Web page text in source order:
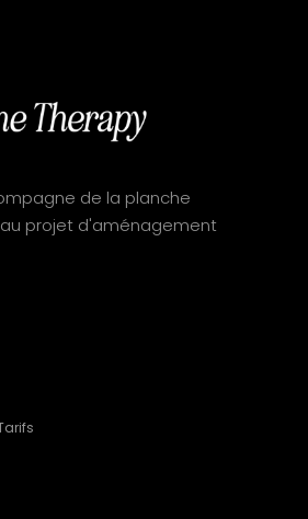
de la planche
projet d'aménagement